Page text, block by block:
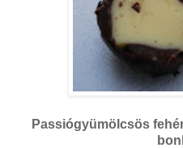
Passiógyümölcsös